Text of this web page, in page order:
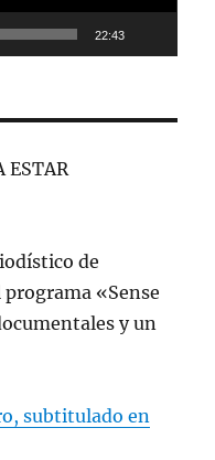
22:43
ESTAR
de
«Sense
y un
subtitulado en